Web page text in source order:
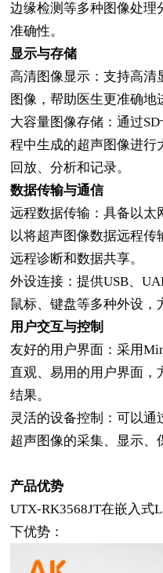
边缘检测等多种图像处理
准确性。
显示与存储
高清图像显示：支持高
图像，帮助医生更准确地
大容量图像存储：通过
程中生成的超声图像进行
回放、分析和记录。
数据传输与通信
远程数据传输：具备以太
以将超声图像数据远程
远程诊断和数据共享。
外设连接：提供USB、
鼠标、键盘等多种外设，
用户交互与控制
友好的用户界面：采用
直观、易用的用户界面
结果。
灵活的设备控制：可以
超声图像的采集、显示、
产品优势
UTX-RK3568JT在嵌入式
下优势：